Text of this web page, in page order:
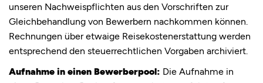
unseren Nachweispflichten aus den Vorschriften zur
Gleichbehandlung von Bewerbern nachkommen können.
Rechnungen über etwaige Reisekostenerstattung werden
entsprechend den steuerrechtlichen Vorgaben archiviert.
Aufnahme in einen Bewerberpool: Die Aufnahme in